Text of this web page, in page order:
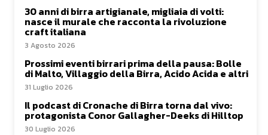
30 anni di birra artigianale, migliaia di volti:
nasce il murale che racconta la rivoluzione
craft italiana
3 Agosto 2026
Prossimi eventi birrari prima della pausa: Bolle
di Malto, Villaggio della Birra, Acido Acida e altri
31 Luglio 2026
Il podcast di Cronache di Birra torna dal vivo:
protagonista Conor Gallagher-Deeks di Hilltop
30 Luglio 2026